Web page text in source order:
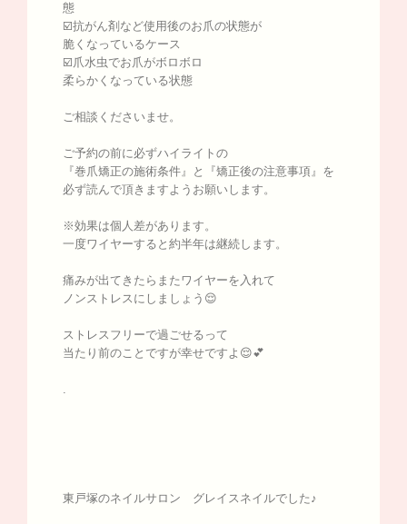
態
☑️抗がん剤など使用後のお爪の状態が
脆くなっているケース
☑️爪水虫でお爪がボロボロ
柔らかくなっている状態
ご相談くださいませ。
ご予約の前に必ずハイライトの
『巻爪矯正の施術条件』と『矯正後の注意事項』を
必ず読んで頂きますようお願いします。
※効果は個人差があります。
一度ワイヤーすると約半年は継続します。
痛みが出てきたらまたワイヤーを入れて
ノンストレスにしましょう😌
ストレスフリーで過ごせるって
当たり前のことですが幸せですよ😌💕
.
東戸塚のネイルサロン グレイスネイルでした♪